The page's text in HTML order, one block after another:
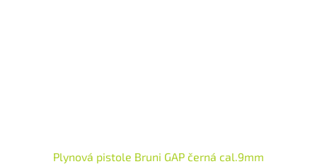
Plynová pistole Bruni GAP černá cal.9mm